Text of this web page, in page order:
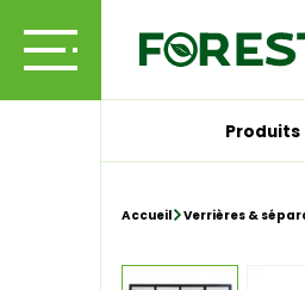
Produits
Accueil Verrières &